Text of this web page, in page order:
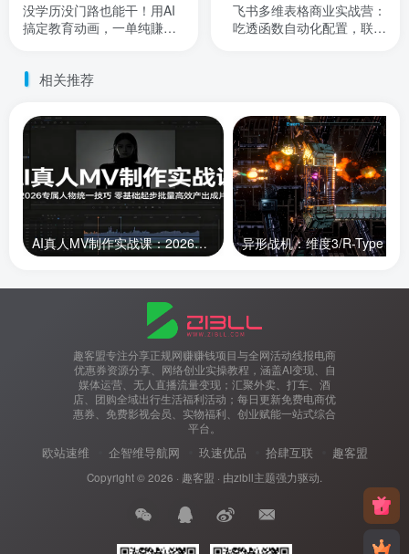
没学历没门路也能干！用AI
搞定教育动画，一单纯賺
飞书多维表格商业实战营：
吃透函数自动化配置，联动
相关推荐
AI真人MV制作实战课：2026专属人物统一技巧，零基础起步批量高效产出成片
趣客盟专注分享正规网赚赚钱项目与全网活动线报电商
优惠券资源分享、网络创业实操教程，涵盖AI变现、自
媒体运营、无人直播流量变现；汇聚外卖、打车、酒
店、团购全域出行生活福利活动；每日更新免费电商优
惠券、免费影视会员、实物福利、创业赋能一站式综合
平台。
欧站速维 企智维导航网 玖速优品 拾肆互联 趣客盟
Copyright © 2026 · 趣客盟 · 由zibll主题强力驱动.